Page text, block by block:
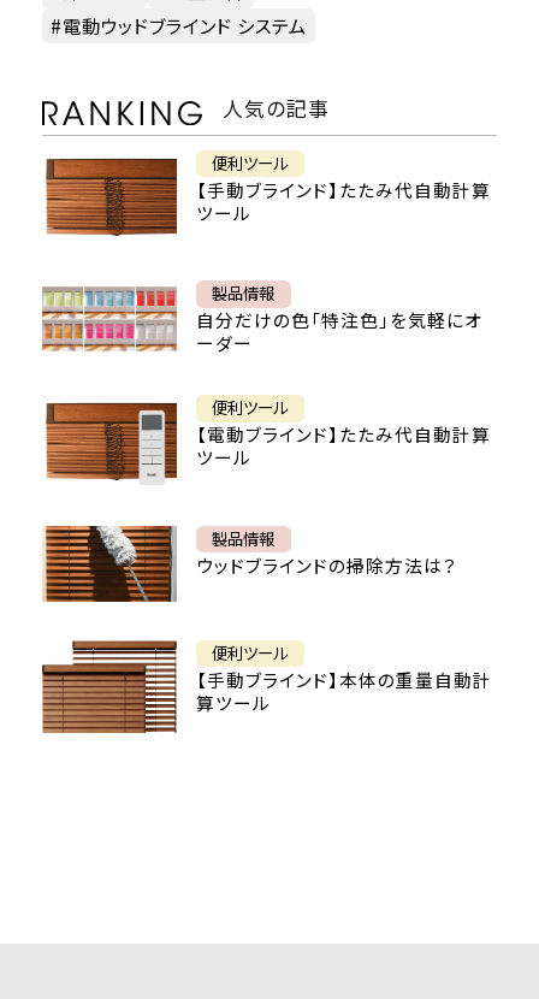
電動ウッドブラインド システム
人気の記事
便利ツール
【手動ブラインド】たたみ代自動計算
ツール
製品情報
自分だけの色「特注色」を気軽にオ
ーダー
便利ツール
【電動ブラインド】たたみ代自動計算
ツール
製品情報
ウッドブラインドの掃除方法は？
便利ツール
【手動ブラインド】本体の重量自動計
算ツール